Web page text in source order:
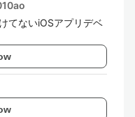
てないiOSアプリデベ